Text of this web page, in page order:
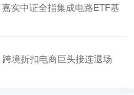
实中证全指集成电路ETF基
境折扣电商巨头接连退场